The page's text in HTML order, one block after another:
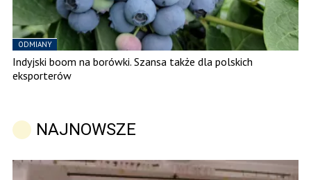
ODMIANY
Indyjski boom na borówki. Szansa także dla polskich
eksporterów
NAJNOWSZE